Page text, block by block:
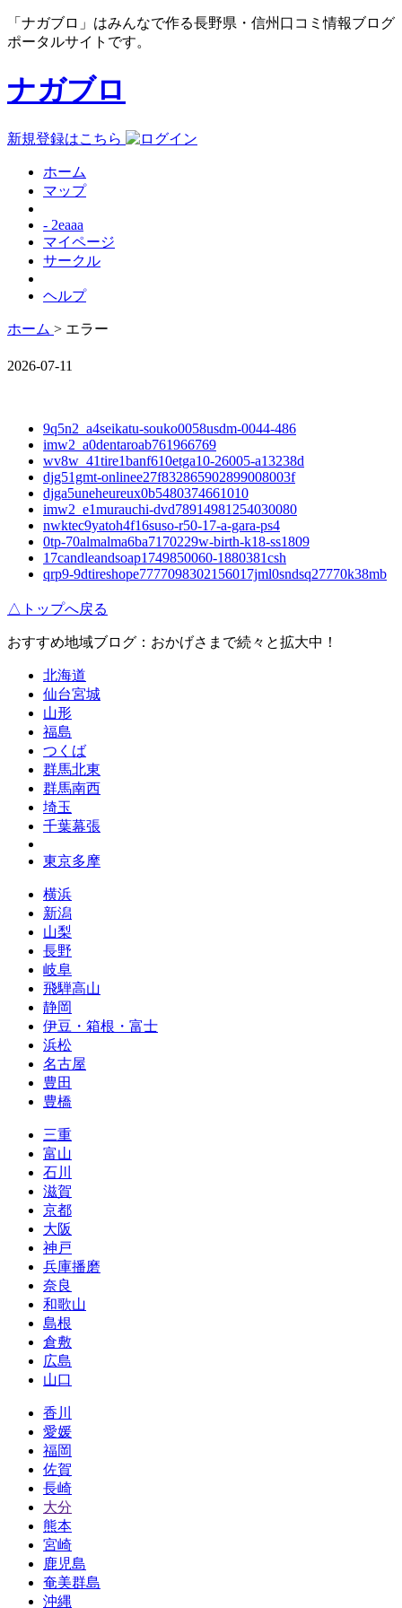
「ナガブロ」はみんなで作る長野県・信州口コミ情報ブログ
ポータルサイトです。
ナガブロ
新規登録はこちら
ホーム
マップ
- 2eaaa
マイページ
サークル
ヘルプ
ホーム > エラー
2026-07-11
9q5n2_a4seikatu-souko0058usdm-0044-486
imw2_a0dentaroab761966769
wv8w_41tire1banf610etga10-26005-a13238d
djg51gmt-onlinee27f832865902899008003f
djga5uneheureux0b5480374661010
imw2_e1murauchi-dvd78914981254030080
nwktec9yatoh4f16suso-r50-17-a-gara-ps4
0tp-70almalma6ba7170229w-birth-k18-ss1809
17candleandsoap1749850060-1880381csh
qrp9-9dtireshope7777098302156017jml0sndsq27770k38mb
△トップへ戻る
おすすめ地域ブログ：おかげさまで続々と拡大中！
北海道
仙台宮城
山形
福島
つくば
群馬北東
群馬南西
埼玉
千葉幕張
東京多摩
横浜
新潟
山梨
長野
岐阜
飛騨高山
静岡
伊豆・箱根・富士
浜松
名古屋
豊田
豊橋
三重
富山
石川
滋賀
京都
大阪
神戸
兵庫播磨
奈良
和歌山
島根
倉敷
広島
山口
香川
愛媛
福岡
佐賀
長崎
大分
熊本
宮崎
鹿児島
奄美群島
沖縄